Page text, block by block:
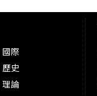
國際
歷史
理論